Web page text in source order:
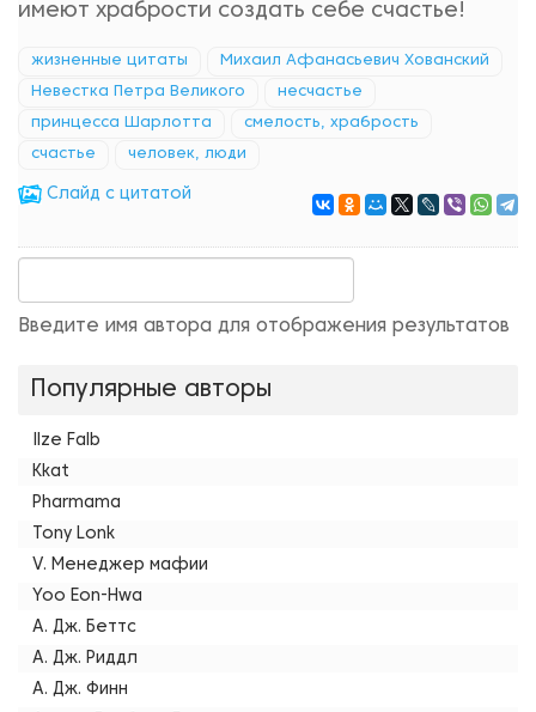
имеют храбрости создать себе счастье!
жизненные цитаты Михаил Афанасьевич Хованский
Невестка Петра Великого несчастье
принцесса Шарлотта смелость, храбрость
счастье человек, люди
Cлайд с цитатой
Введите имя автора для отображения результатов
Популярные авторы
Ilze Falb
Kkat
Pharmama
Tony Lonk
V. Менеджер мафии
Yoo Eon-Hwa
А. Дж. Беттс
А. Дж. Риддл
А. Дж. Финн